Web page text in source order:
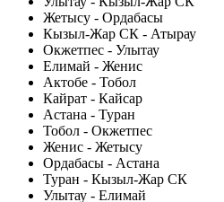
Жетысу - Ордабасы
Кызыл-Жар СК - Атырау
Окжетпес - Улытау
Елимай - Женис
Актобе - Тобол
Кайрат - Кайсар
Астана - Туран
Тобол - Окжетпес
Женис - Жетысу
Ордабасы - Астана
Туран - Кызыл-Жар СК
Улытау - Елимай